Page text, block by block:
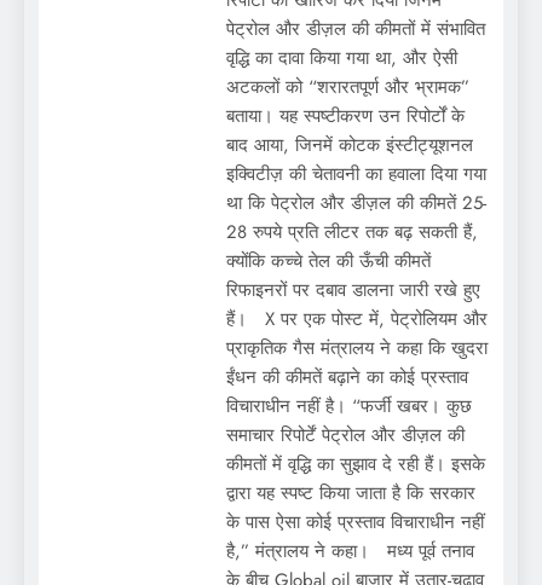
पेट्रोल और डीज़ल की कीमतों में संभावित
वृद्धि का दावा किया गया था, और ऐसी
अटकलों को “शरारतपूर्ण और भ्रामक”
बताया। यह स्पष्टीकरण उन रिपोर्टों के
बाद आया, जिनमें कोटक इंस्टीट्यूशनल
इक्विटीज़ की चेतावनी का हवाला दिया गया
था कि पेट्रोल और डीज़ल की कीमतें 25-
28 रुपये प्रति लीटर तक बढ़ सकती हैं,
क्योंकि कच्चे तेल की ऊँची कीमतें
रिफाइनरों पर दबाव डालना जारी रखे हुए
हैं। X पर एक पोस्ट में, पेट्रोलियम और
प्राकृतिक गैस मंत्रालय ने कहा कि खुदरा
ईंधन की कीमतें बढ़ाने का कोई प्रस्ताव
विचाराधीन नहीं है। “फर्जी खबर। कुछ
समाचार रिपोर्टें पेट्रोल और डीज़ल की
कीमतों में वृद्धि का सुझाव दे रही हैं। इसके
द्वारा यह स्पष्ट किया जाता है कि सरकार
के पास ऐसा कोई प्रस्ताव विचाराधीन नहीं
है,” मंत्रालय ने कहा। मध्य पूर्व तनाव